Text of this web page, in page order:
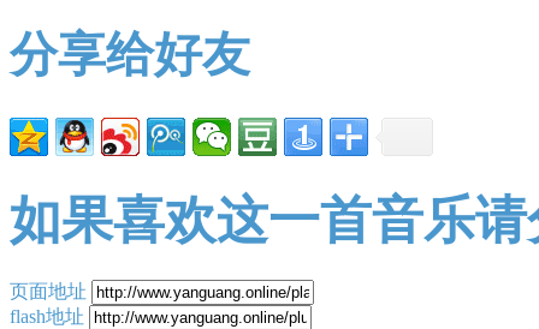
分享给好友
如果喜欢这一首音乐
页面地址
flash地址